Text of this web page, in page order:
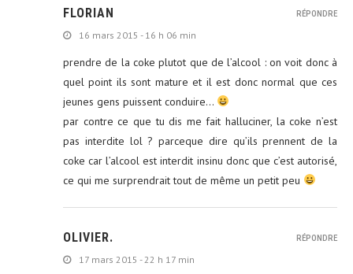
FLORIAN
16 mars 2015 - 16 h 06 min
prendre de la coke plutot que de l’alcool : on voit donc à
quel point ils sont mature et il est donc normal que ces
jeunes gens puissent conduire…
par contre ce que tu dis me fait halluciner, la coke n’est
pas interdite lol ? parceque dire qu’ils prennent de la
coke car l’alcool est interdit insinu donc que c’est autorisé,
ce qui me surprendrait tout de même un petit peu
RÉPONDRE
OLIVIER.
17 mars 2015 - 22 h 17 min
RÉPONDRE